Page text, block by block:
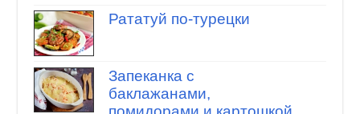
Рататуй по-турецки
Запеканка с
баклажанами,